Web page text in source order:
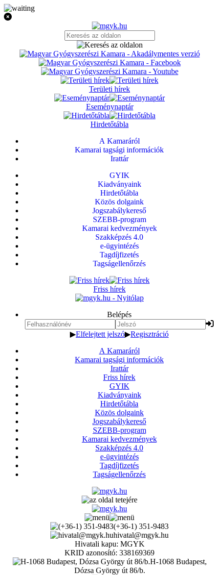
Területi hírek
Eseménynaptár
Hirdetőtábla
A Kamaráról
Kamarai tagsági információk
Irattár
GYIK
Kiadványaink
Hirdetőtábla
Közös dolgaink
Jogszabálykereső
SZEBB-program
Kamarai kedvezmények
Szakképzés 4.0
e-ügyintézés
Tagdíjfizetés
Tagságellenőrzés
Friss hírek
Belépés
▶Elfelejtett jelszó▶Regisztráció
A Kamaráról
Kamarai tagsági információk
Irattár
Friss hírek
GYIK
Kiadványaink
Hirdetőtábla
Közös dolgaink
Jogszabálykereső
SZEBB-program
Kamarai kedvezmények
Szakképzés 4.0
e-ügyintézés
Tagdíjfizetés
Tagságellenőrzés
(+36-1) 351-9483
hivatal@mgyk.hu
Hivatali kapu: MGYK
KRID azonosító: 338169369
H-1068 Budapest,
Dózsa György út 86/b.